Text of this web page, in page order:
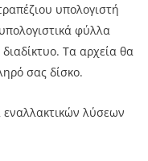
υπολογιστή
φύλλα
Τα αρχεία θα
σας δίσκο.
λύσεων